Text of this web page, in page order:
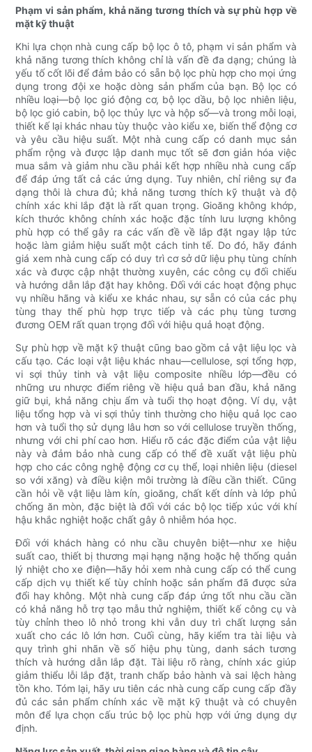
Phạm vi sản phẩm, khả năng tương thích và sự phù hợp về
mặt kỹ thuật
Khi lựa chọn nhà cung cấp bộ lọc ô tô, phạm vi sản phẩm và
khả năng tương thích không chỉ là vấn đề đa dạng; chúng là
yếu tố cốt lõi để đảm bảo có sẵn bộ lọc phù hợp cho mọi ứng
dụng trong đội xe hoặc dòng sản phẩm của bạn. Bộ lọc có
nhiều loại—bộ lọc gió động cơ, bộ lọc dầu, bộ lọc nhiên liệu,
bộ lọc gió cabin, bộ lọc thủy lực và hộp số—và trong mỗi loại,
thiết kế lại khác nhau tùy thuộc vào kiểu xe, biến thể động cơ
và yêu cầu hiệu suất. Một nhà cung cấp có danh mục sản
phẩm rộng và được lập danh mục tốt sẽ đơn giản hóa việc
mua sắm và giảm nhu cầu phải kết hợp nhiều nhà cung cấp
để đáp ứng tất cả các ứng dụng. Tuy nhiên, chỉ riêng sự đa
dạng thôi là chưa đủ; khả năng tương thích kỹ thuật và độ
chính xác khi lắp đặt là rất quan trọng. Gioăng không khớp,
kích thước không chính xác hoặc đặc tính lưu lượng không
phù hợp có thể gây ra các vấn đề về lắp đặt ngay lập tức
hoặc làm giảm hiệu suất một cách tinh tế. Do đó, hãy đánh
giá xem nhà cung cấp có duy trì cơ sở dữ liệu phụ tùng chính
xác và được cập nhật thường xuyên, các công cụ đối chiếu
và hướng dẫn lắp đặt hay không. Đối với các hoạt động phục
vụ nhiều hãng và kiểu xe khác nhau, sự sẵn có của các phụ
tùng thay thế phù hợp trực tiếp và các phụ tùng tương
đương OEM rất quan trọng đối với hiệu quả hoạt động.
Sự phù hợp về mặt kỹ thuật cũng bao gồm cả vật liệu lọc và
cấu tạo. Các loại vật liệu khác nhau—cellulose, sợi tổng hợp,
vi sợi thủy tinh và vật liệu composite nhiều lớp—đều có
những ưu nhược điểm riêng về hiệu quả ban đầu, khả năng
giữ bụi, khả năng chịu ẩm và tuổi thọ hoạt động. Ví dụ, vật
liệu tổng hợp và vi sợi thủy tinh thường cho hiệu quả lọc cao
hơn và tuổi thọ sử dụng lâu hơn so với cellulose truyền thống,
nhưng với chi phí cao hơn. Hiểu rõ các đặc điểm của vật liệu
này và đảm bảo nhà cung cấp có thể đề xuất vật liệu phù
hợp cho các công nghệ động cơ cụ thể, loại nhiên liệu (diesel
so với xăng) và điều kiện môi trường là điều cần thiết. Cũng
cần hỏi về vật liệu làm kín, gioăng, chất kết dính và lớp phủ
chống ăn mòn, đặc biệt là đối với các bộ lọc tiếp xúc với khí
hậu khắc nghiệt hoặc chất gây ô nhiễm hóa học.
Đối với khách hàng có nhu cầu chuyên biệt—như xe hiệu
suất cao, thiết bị thương mại hạng nặng hoặc hệ thống quản
lý nhiệt cho xe điện—hãy hỏi xem nhà cung cấp có thể cung
cấp dịch vụ thiết kế tùy chỉnh hoặc sản phẩm đã được sửa
đổi hay không. Một nhà cung cấp đáp ứng tốt nhu cầu cần
có khả năng hỗ trợ tạo mẫu thử nghiệm, thiết kế công cụ và
tùy chỉnh theo lô nhỏ trong khi vẫn duy trì chất lượng sản
xuất cho các lô lớn hơn. Cuối cùng, hãy kiểm tra tài liệu và
quy trình ghi nhãn về số hiệu phụ tùng, danh sách tương
thích và hướng dẫn lắp đặt. Tài liệu rõ ràng, chính xác giúp
giảm thiểu lỗi lắp đặt, tranh chấp bảo hành và sai lệch hàng
tồn kho. Tóm lại, hãy ưu tiên các nhà cung cấp cung cấp đầy
đủ các sản phẩm chính xác về mặt kỹ thuật và có chuyên
môn để lựa chọn cấu trúc bộ lọc phù hợp với ứng dụng dự
định.